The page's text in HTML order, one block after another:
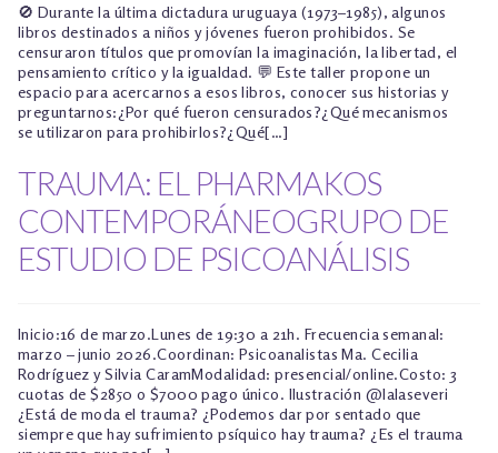
🚫 Durante la última dictadura uruguaya (1973–1985), algunos
libros destinados a niños y jóvenes fueron prohibidos. Se
censuraron títulos que promovían la imaginación, la libertad, el
pensamiento crítico y la igualdad. 💬 Este taller propone un
espacio para acercarnos a esos libros, conocer sus historias y
preguntarnos:¿Por qué fueron censurados?¿Qué mecanismos
se utilizaron para prohibirlos?¿Qué[…]
TRAUMA: EL PHARMAKOS
CONTEMPORÁNEOGRUPO DE
ESTUDIO DE PSICOANÁLISIS
Inicio:16 de marzo.Lunes de 19:30 a 21h. Frecuencia semanal:
marzo – junio 2026.Coordinan: Psicoanalistas Ma. Cecilia
Rodríguez y Silvia CaramModalidad: presencial/online.Costo: 3
cuotas de $2850 o $7000 pago único. Ilustración @lalaseveri
¿Está de moda el trauma? ¿Podemos dar por sentado que
siempre que hay sufrimiento psíquico hay trauma? ¿Es el trauma